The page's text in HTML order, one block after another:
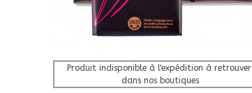
Afficher Plus
Produit indisponible à l'expédition à retrouver
dans nos boutiques